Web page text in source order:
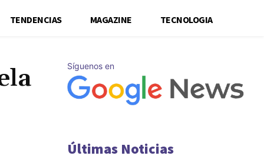
TENDENCIAS MAGAZINE TECNOLOGIA
Síguenos en
Últimas Noticias